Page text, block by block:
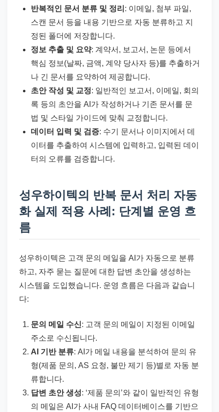
반복적인 문서 분류 및 정리 : 이메일, 첨부 파일,
스캔 문서 등을 내용 기반으로 자동 분류하고 지
정된 폴더에 저장합니다.
정보 추출 및 요약: 계약서, 보고서, 논문 등에서
핵심 정보(날짜, 금액, 계약 당사자 등)를 추출하거
나 긴 문서를 요약하여 제공합니다.
초안 작성 및 교정: 일반적인 보고서, 이메일, 회의
록 등의 초안을 AI가 작성하거나 기존 문서를 문
법 및 스타일 가이드에 맞춰 교정합니다.
데이터 입력 및 검증: 수기 문서나 이미지에서 데
이터를 추출하여 시스템에 입력하고, 입력된 데이
터의 오류를 검증합니다.
성우하이텍의 반복 문서 처리 자동
화 실제 적용 사례: 단계별 운영 흐
름
성우하이텍은 고객 문의 메일을 AI가 자동으로 분류
하고, 자주 묻는 질문에 대한 답변 초안을 생성하는
시스템을 도입했습니다. 운영 흐름은 다음과 같습니
다:
문의 메일 수신: 고객 문의 메일이 지정된 이메일
주소로 수신됩니다.
AI 기반 분류: AI가 메일 내용을 분석하여 문의 유
형(제품 문의, AS 요청, 불만 제기 등)별로 자동 분
류합니다.
답변 초안 생성: ‘제품 문의’와 같이 일반적인 유형
의 메일은 AI가 사내 FAQ 데이터베이스를 기반으